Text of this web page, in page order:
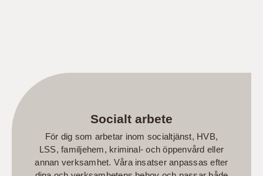
Socialt arbete
För dig som arbetar inom socialtjänst, HVB,
LSS, familjehem, kriminal- och öppenvård eller
annan verksamhet. Våra insatser anpassas efter